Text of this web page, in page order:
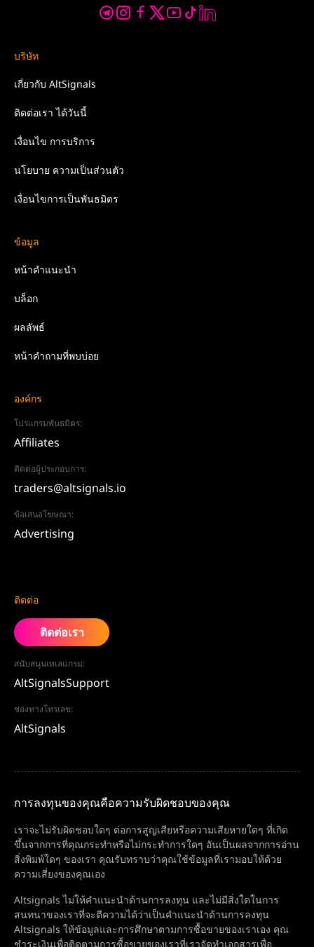
บริษัท
เกี่ยวกับ AltSignals
ติดต่อเราได้วันนี้
เงื่อนไข การบริการ
นโยบาย ความเป็นส่วนตัว
เงื่อนไขการเป็นพันธมิตร
ข้อมูล
หน้าคำแนะนำ
บล็อก
ผลลัพธ์
หน้าคำถามที่พบบ่อย
องค์กร
โปรแกรมพันธมิตร:
Affiliates
ติดต่อผู้ประกอบการ:
traders@altsignals.io
ข้อเสนอโฆษณา:
Advertising
ติดต่อ
ติดต่อเรา
สนับสนุนเทเลแกรม:
AltSignalsSupport
ช่องทางโทรเลข:
AltSignals
การลงทุนของคุณคือความรับผิดชอบของคุณ
เราจะไม่รับผิดชอบใดๆ ต่อการสูญเสียหรือความเสียหายใดๆ ที่เกิด
ขึ้นจากการที่คุณกระทำหรือไม่กระทำการใดๆ อันเป็นผลจากการอ่าน
สิ่งพิมพ์ใดๆ ของเรา คุณรับทราบว่าคุณใช้ข้อมูลที่เรามอบให้ด้วย
ความเสี่ยงของคุณเอง
Altsignals ไม่ให้คำแนะนำด้านการลงทุน และไม่มีสิ่งใดในการ
สนทนาของเราที่จะตีความได้ว่าเป็นคำแนะนำด้านการลงทุน
Altsignals ให้ข้อมูลและการศึกษาตามการซื้อขายของเราเอง คุณ
ชำระเงินเพื่อติดตามการซื้อขายของเราที่เราจัดทำเอกสารเพื่อ